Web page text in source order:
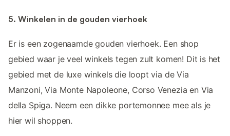
5. Winkelen in de gouden vierhoek
Er is een zogenaamde gouden vierhoek. Een shop
gebied waar je veel winkels tegen zult komen! Dit is het
gebied met de luxe winkels die loopt via de Via
Manzoni, Via Monte Napoleone, Corso Venezia en Via
della Spiga. Neem een dikke portemonnee mee als je
hier wil shoppen.